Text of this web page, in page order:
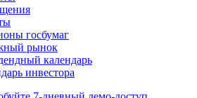
доступ
событий
рынок